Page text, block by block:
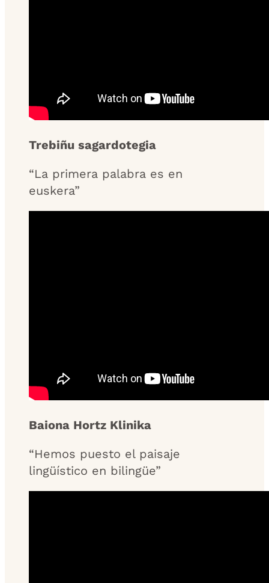
Trebiñu sagardotegia
“La primera palabra es en
euskera”
Baiona Hortz Klinika
“Hemos puesto el paisaje
lingüístico en bilingüe”